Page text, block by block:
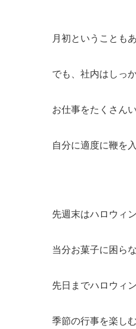
月初ということも
でも、社内はしっ
お仕事をたくさん
自分に適度に鞭を
先週末はハロウィ
当分お菓子に困ら
先日までハロウィ
季節の行事を楽し